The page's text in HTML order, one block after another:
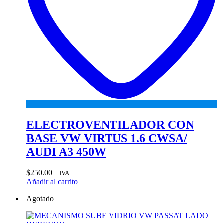
ELECTROVENTILADOR CON
BASE VW VIRTUS 1.6 CWSA/
AUDI A3 450W
$250.00 + IVA
Añadir al carrito
Agotado